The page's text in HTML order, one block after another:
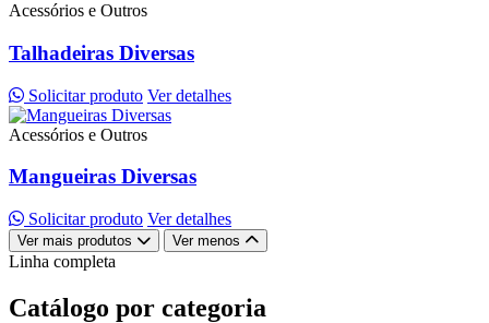
Acessórios e Outros
Talhadeiras Diversas
Solicitar produto Ver detalhes
Acessórios e Outros
Mangueiras Diversas
Solicitar produto Ver detalhes
Ver mais produtos Ver menos
Linha completa
Catálogo por categoria